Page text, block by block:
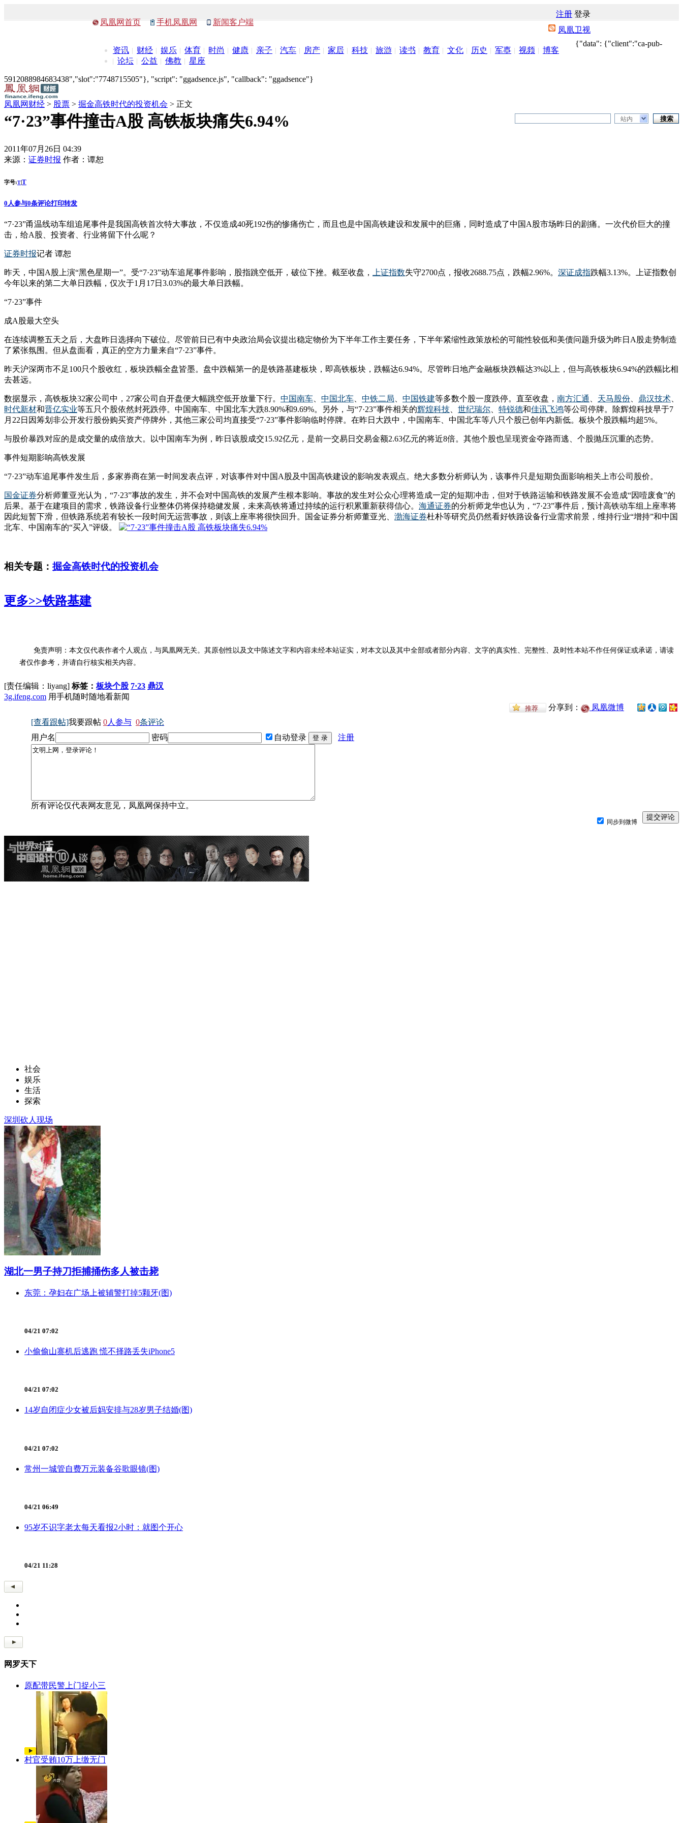
凤凰网首页 手机凤凰网 新闻客户端
注册 登录
凤凰卫视
资讯 财经 娱乐 体育 时尚 健康 亲子 汽车 房产 家居 科技 旅游 读书 教育 文化 历史 军事 视频
博客
论坛
公益 佛教 星座
{"data": {"client":"ca-pub-
5912088984683438","slot":"7748715505"}, "script": "ggadsence.js", "callback": "ggadsence"}
凤凰网财经 > 股票 > 掘金高铁时代的投资机会 > 正文
站内
“7·23”事件撞击A股 高铁板块痛失6.94%
2011年07月26日 04:39
来源： 证券时报 作者： 谭恕
字号:T|T
0 人参与0条评论打印转发
“7·23”甬温线动车组追尾事件是我国高铁首次特大事故，不仅造成40死192伤的惨痛伤亡，而且也是中国高铁建设和发展中的巨痛，同时造成了中国A股市场昨日的剧痛。一次代价巨大的撞
击，给A股、投资者、行业将留下什么呢？
证券时报记者 谭恕
昨天，中国A股上演“黑色星期一”。受“7·23”动车追尾事件影响，股指跳空低开，破位下挫。截至收盘， 上证指数失守2700点，报收2688.75点，跌幅2.96%。 深证成指跌幅3.13%。上证指数创
今年以来的第二大单日跌幅，仅次于1月17日3.03%的最大单日跌幅。
“7·23”事件
成A股最大空头
在连续调整五天之后，大盘昨日选择向下破位。尽管前日已有中央政治局会议提出稳定物价为下半年工作主要任务，下半年紧缩性政策放松的可能性较低和美债问题升级为昨日A股走势制造
了紧张氛围。但从盘面看，真正的空方力量来自“7·23”事件。
昨天沪深两市不足100只个股收红，板块跌幅全盘皆墨。盘中跌幅第一的是铁路基建板块，即高铁板块，跌幅达6.94%。尽管昨日地产金融板块跌幅达3%以上，但与高铁板块6.94%的跌幅比相
去甚远。
数据显示，高铁板块32家公司中，27家公司自开盘便大幅跳空低开放量下行。 中国南车 中国北车 中铁二局 中国铁建等多数个股一度跌停。直至收盘， 南方汇通 天马股份 鼎汉技术
时代新材和晋亿实业等五只个股依然封死跌停。中国南车、中国北车大跌8.90%和9.69%。另外，与“7·23”事件相关的辉煌科技 世纪瑞尔 特锐德和佳讯飞鸿等公司停牌。除辉煌科技早于7
月22日因筹划非公开发行股份购买资产停牌外，其他三家公司均直接受“7·23”事件影响临时停牌。在昨日大跌中，中国南车、中国北车等八只个股已创年内新低。板块个股跌幅均超5%。
与股价暴跌对应的是成交量的成倍放大。以中国南车为例，昨日该股成交15.92亿元，是前一交易日交易金额2.63亿元的将近8倍。其他个股也呈现资金夺路而逃、个股抛压沉重的态势。
事件短期影响高铁发展
“7·23”动车追尾事件发生后，多家券商在第一时间发表点评，对该事件对中国A股及中国高铁建设的影响发表观点。绝大多数分析师认为，该事件只是短期负面影响相关上市公司股价。
国金证券分析师董亚光认为，“7·23”事故的发生，并不会对中国高铁的发展产生根本影响。事故的发生对公众心理将造成一定的短期冲击，但对于铁路运输和铁路发展不会造成“因噎废食”的
后果。基于在建项目的需求，铁路设备行业整体仍将保持稳健发展，未来高铁将通过持续的运行积累重新获得信心。 海通证券的分析师龙华也认为，“7·23”事件后，预计高铁动车组上座率将
因此短暂下滑，但铁路系统若有较长一段时间无运营事故，则该上座率将很快回升。国金证券分析师董亚光、 渤海证券杜朴等研究员仍然看好铁路设备行业需求前景，维持行业“增持”和中国
北车、中国南车的“买入”评级。
相关专题： 掘金高铁时代的投资机会
更多>>铁路基建
免责声明：本文仅代表作者个人观点，与凤凰网无关。其原创性以及文中陈述文字和内容未经本站证实，对本文以及其中全部或者部分内容、文字的真实性、完整性、及时性本站不作任何保证或承诺，请读
者仅作参考，并请自行核实相关内容。
[责任编辑：liyang] 标签： 板块个股 7·23 鼎汉
3g.ifeng.com 用手机随时随地看新闻
分享到：
凤凰微博
[查看跟帖]我要跟帖 0人参与 0条评论
用户名
密码 自动登录 注册
所有评论仅代表网友意见，凤凰网保持中立。
同步到微博
社会
娱乐
生活
探索
深圳砍人现场
湖北一男子持刀拒捕捅伤多人被击毙
东莞：孕妇在广场上被辅警打掉5颗牙(图)
04/21 07:02
小偷偷山寨机后逃跑 慌不择路丢失iPhone5
04/21 07:02
14岁自闭症少女被后妈安排与28岁男子结婚(图)
04/21 07:02
常州一城管自费万元装备谷歌眼镜(图)
04/21 06:49
95岁不识字老太每天看报2小时：就图个开心
04/21 11:28
网罗天下
原配带民警上门捉小三
村官受贿10万上缴无门